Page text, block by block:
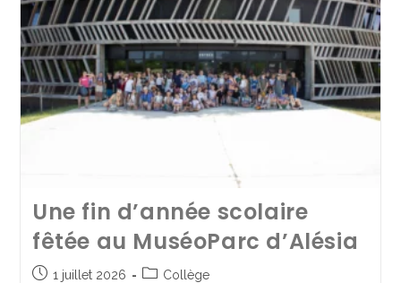
Une fin d’année scolaire
fêtée au MuséoParc d’Alésia
1 juillet 2026 Collège
intergénérationnelle à
l’Ehpad avec les 6A : Vive la
solidarité